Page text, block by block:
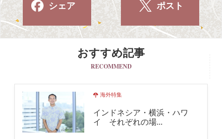
シェア ポスト
おすすめ記事
RECOMMEND
海外特集
インドネシア・横浜・ハワ
イ それぞれの場...